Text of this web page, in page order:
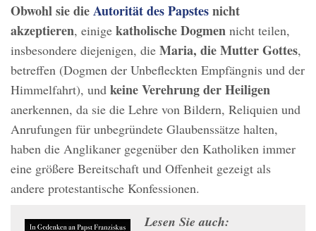
Obwohl sie dieAutorität des Papstesnicht
akzeptieren, einige katholische Dogmen nicht teilen,
insbesondere diejenigen, die Maria, die Mutter Gottes,
betreffen (Dogmen der Unbefleckten Empfängnis und der
Himmelfahrt), und keine Verehrung der Heiligen
anerkennen, da sie die Lehre von Bildern, Reliquien und
Anrufungen für unbegründete Glaubenssätze halten,
haben die Anglikaner gegenüber den Katholiken immer
eine größere Bereitschaft und Offenheit gezeigt als
andere protestantische Konfessionen.
Lesen Sie auch: